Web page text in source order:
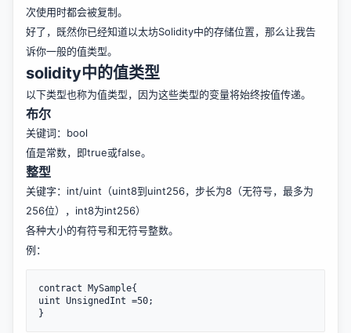
次使用时都会被复制。
好了，既然你已经知道以太坊Solidity中的存储位置，那么让我告
诉你一般的值类型。
solidity中的值类型
以下类型也称为值类型，因为这些类型的变量将始终按值传递。
布尔
关键词：bool
值是常数，即true或false。
整型
关键字：int/uint（uint8到uint256，步长为8（无符号，最多为
256位），int8为int256）
各种大小的有符号和无符号整数。
例：
contract MySample{
uint UnsignedInt =50;